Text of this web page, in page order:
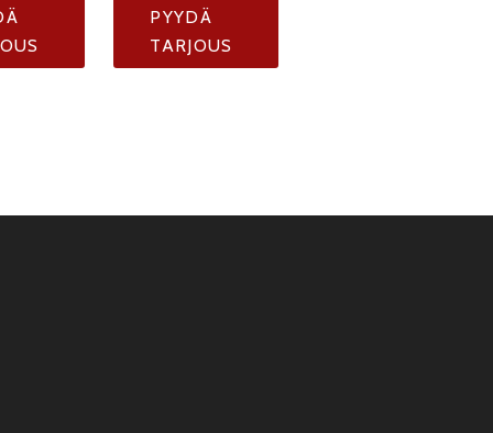
PYYDÄ
TARJOUS